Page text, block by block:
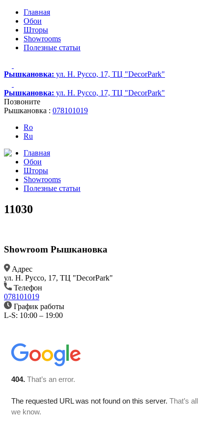
Главная
Обои
Шторы
Showrooms
Полезные статьи
Рышкановка: ул. Н. Руссо, 17, ТЦ "DecorPark"
Рышкановка: ул. Н. Руссо, 17, ТЦ "DecorPark"
Позвоните
Рышкановка : 078101019
Ro
Ru
Главная
Обои
Шторы
Showrooms
Полезные статьи
11030
Showroom Рышкановка
Aдрес
ул. Н. Руссо, 17, ТЦ "DecorPark"
Телефон
078101019
График работы
L-S: 10:00 – 19:00